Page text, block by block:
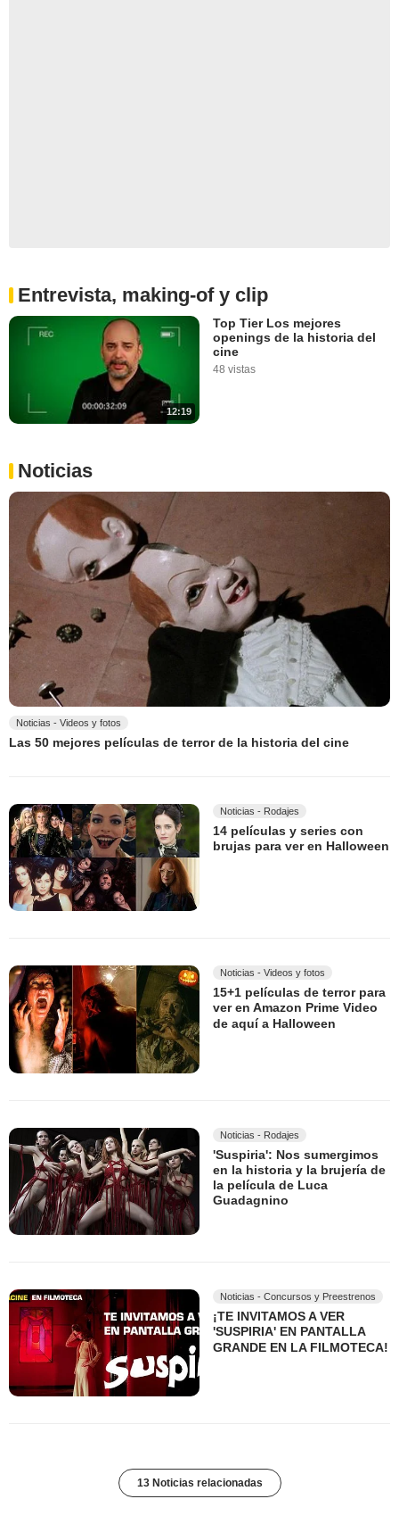
Entrevista, making-of y clip
12:19
Top Tier Los mejores
openings de la historia del
cine
48 vistas
Noticias
Noticias - Videos y fotos
Las 50 mejores películas de terror de la historia del cine
Noticias - Rodajes
14 películas y series con
brujas para ver en Halloween
Noticias - Videos y fotos
15+1 películas de terror para
ver en Amazon Prime Video
de aquí a Halloween
Noticias - Rodajes
'Suspiria': Nos sumergimos
en la historia y la brujería de
la película de Luca
Guadagnino
Noticias - Concursos y Preestrenos
¡TE INVITAMOS A VER
'SUSPIRIA' EN PANTALLA
GRANDE EN LA FILMOTECA!
13 Noticias relacionadas